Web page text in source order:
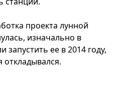
проекта лунной
изначально в
запустить ее в 2014 году,
откладывался.